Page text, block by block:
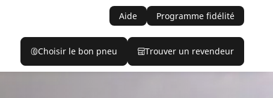
Aide Programme fidélité
Choisir le bon pneu Trouver un revendeur